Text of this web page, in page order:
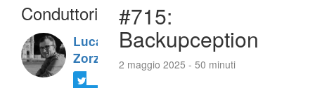
Conduttori
Luca
Zorzi
#715:
Backupception
2 maggio 2025 - 50 minuti